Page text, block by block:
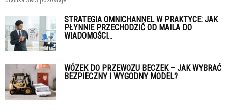
STRATEGIA OMNICHANNEL W PRAKTYCE: JAK
PŁYNNIE PRZECHODZIĆ OD MAILA DO
WIADOMOŚCI...
WÓZEK DO PRZEWOZU BECZEK – JAK WYBRAĆ
BEZPIECZNY I WYGODNY MODEL?